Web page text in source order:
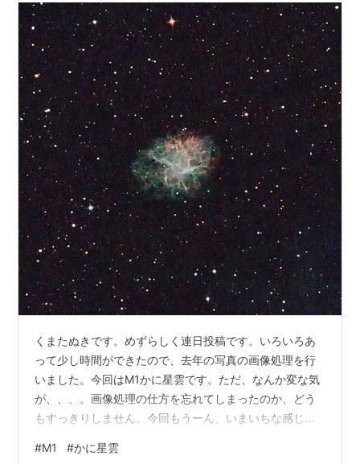
くまたぬきです。めずらしく連日投稿です。いろいろあ
って少し時間ができたので、去年の写真の画像処理を行
いました。今回はM1かに星雲です。ただ、なんか変な気
が、、、。画像処理の仕方を忘れてしまったのか、どう
もすっきりしません。今回もうーん、いまいちな感じ。
なんて思ったり。保有しているPixinsightもしばらく使っ
#M1 #かに星雲